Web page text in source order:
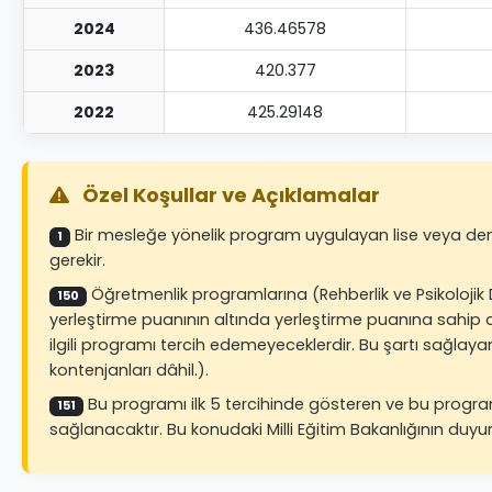
2024
436.46578
2023
420.377
2022
425.29148
Özel Koşullar ve Açıklamalar
1
Bir mesleğe yönelik program uygulayan lise veya
gerekir.
150
Öğretmenlik programlarına (Rehberlik ve
yerleştirme puanının altında yerleştirme puanına sahip
ilgili programı tercih edemeyeceklerdir. Bu şartı
kontenjanları dâhil.).
151
Bu programı ilk 5 tercihinde gösteren ve bu
sağlanacaktır. Bu konudaki Milli Eğitim Bakanlığının